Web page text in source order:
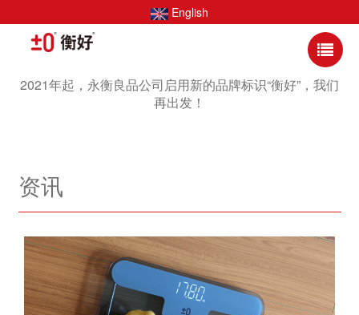
English
2021年起，永衡良品公司启用新的品牌标识“衡好”，我们
再出发！
资讯